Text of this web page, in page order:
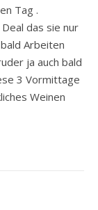
Tag .
das sie nur
Arbeiten
ja auch bald
3 Vormittage
Weinen